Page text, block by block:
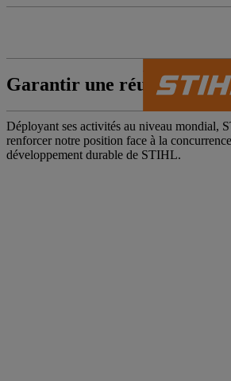
Garantir une réussite
Déployant ses activités au niveau mondial,
renforcer notre position face à la
développement durable de STIHL.